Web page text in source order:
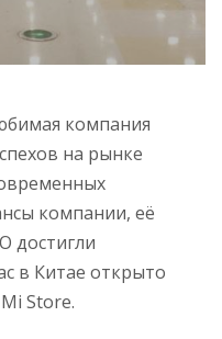
компания
на рынке
компании, её
достигли
в Китае открыто
Store.